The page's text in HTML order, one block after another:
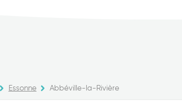
Essonne Abbéville-la-Rivière